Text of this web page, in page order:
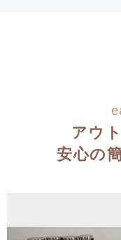
アウ
安心の